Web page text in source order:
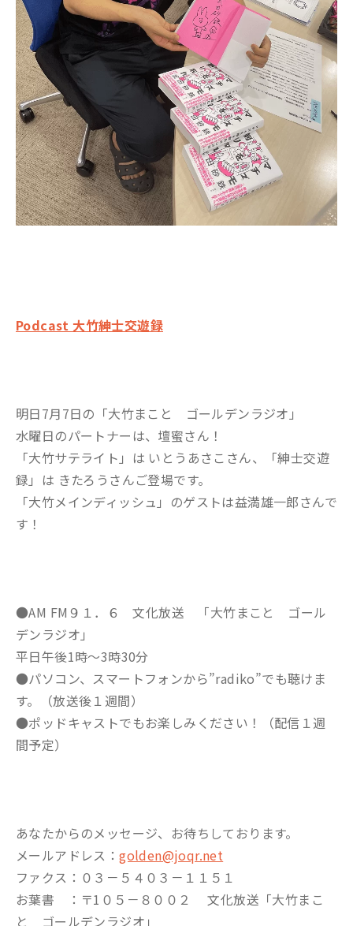
Podcast 大竹紳士交遊録
明日7月7日の「大竹まこと ゴールデンラジオ」
水曜日のパートナーは、壇蜜さん！
「大竹サテライト」は いとうあさこさん、「紳士交遊
録」は きたろうさんご登場です。
「大竹メインディッシュ」のゲストは益満雄一郎さんで
す！
●AM FM９１．６ 文化放送 「大竹まこと ゴール
デンラジオ」
平日午後1時～3時30分
●パソコン、スマートフォンから”radiko”でも聴けま
す。（放送後１週間）
●ポッドキャストでもお楽しみください！（配信１週
間予定）
あなたからのメッセージ、お待ちしております。
メールアドレス：golden@joqr.net
ファクス：０３－５４０３－１１５１
お葉書 ：〒1０５－８００２ 文化放送「大竹まこ
と ゴールデンラジオ」